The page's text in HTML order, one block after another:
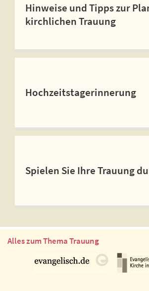
Hinweise und Tipps zur
kirchlichen Trauung
Hochzeitstagerinnerung
Spielen Sie Ihre Trauung
Alles zum Thema Trauung